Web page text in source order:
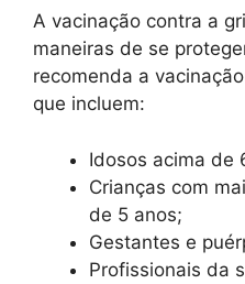
A vacinação contra a
maneiras de se
recomenda a
que incluem:
Idosos acima de
Crianças com
de 5 anos;
Gestantes e
Profissionais da